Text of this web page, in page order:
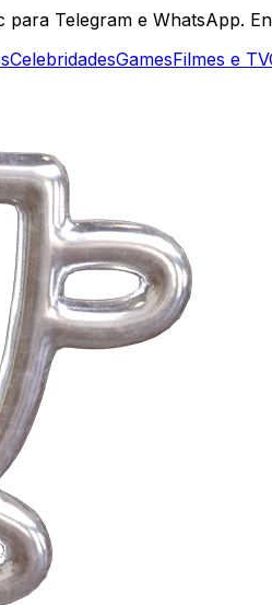
Telegram e WhatsApp.
CelebridadesGamesFilmes e TV